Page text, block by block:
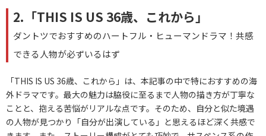
2.「THIS IS US 36歳、これから」
ダントツでおすすめのハートフル・ヒューマンドラマ！共感
できる人物が必ずいるはず
「THIS IS US 36歳、これから」は、本記事の中で特におすすめの海
外ドラマです。最大の魅力は脇役に至るまで人物の描き方が丁寧な
ことと、抱える苦悩がリアルな点です。そのため、自分と似た境遇
の人物が見つかり「自分が出演している」と思えるほど深く共感で